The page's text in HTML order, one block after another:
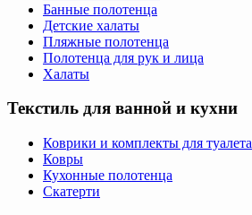
Банные полотенца
Детские халаты
Пляжные полотенца
Полотенца для рук и лица
Халаты
Текстиль для ванной и кухни
Коврики и комплекты для туалета
Ковры
Кухонные полотенца
Скатерти